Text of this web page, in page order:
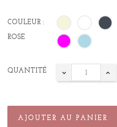
COULEUR :
ROSE
QUANTITÉ
AJOUTER AU PANIER